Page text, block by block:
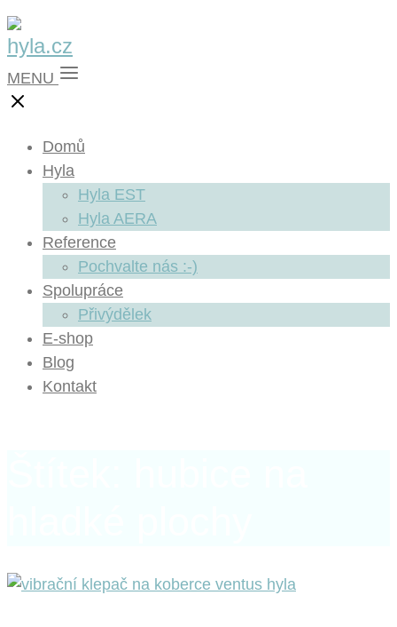
MENU
Domů
Hyla
Hyla EST
Hyla AERA
Reference
Pochvalte nás :-)
Spolupráce
Přivýdělek
E-shop
Blog
Kontakt